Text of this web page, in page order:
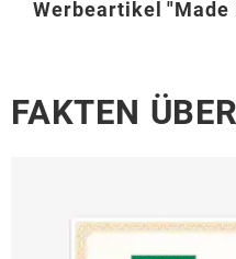
Werbeartikel "Made
FAKTEN